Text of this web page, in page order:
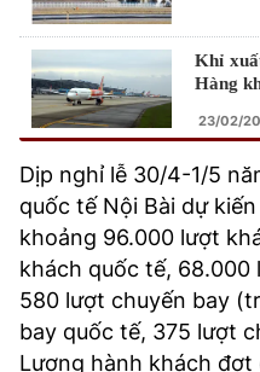
Khỉ
Hàng
23/02/
Dịp nghỉ lễ 30/4-1/5
quốc tế Nội Bài dự
khoảng 96.000 lượt
khách quốc tế, 68.000
580 lượt chuyến bay
bay quốc tế, 375 lượt
Lượng hành khách